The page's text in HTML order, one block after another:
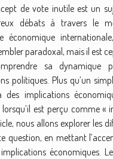
de vote inutile est un
débats à travers le
économique
paradoxal, mais il est
sa dynamique
politiques. Plus qu’un
des implications
est perçu comme «
nous allons explorer les
question, en mettant
économiques.